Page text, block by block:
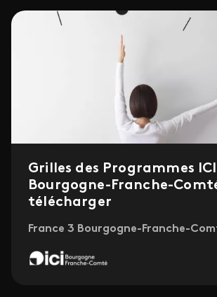
Grilles des Programmes ICI
Bourgogne-Franche-
télécharger
France 3 Bourgogne-Franche-